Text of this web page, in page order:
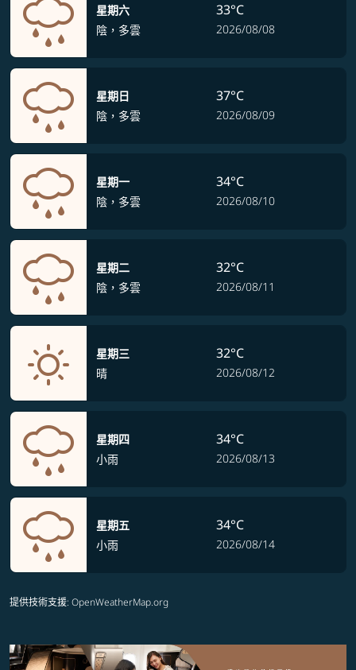
星期六
陰，多雲
33°C
2026/08/08
星期日
陰，多雲
37°C
2026/08/09
星期一
陰，多雲
34°C
2026/08/10
星期二
陰，多雲
32°C
2026/08/11
星期三
晴
32°C
2026/08/12
星期四
小雨
34°C
2026/08/13
星期五
小雨
34°C
2026/08/14
提供技術支援: OpenWeatherMap.org